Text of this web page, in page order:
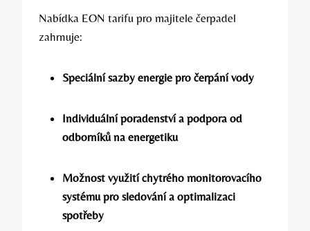
Nabídka EON tarifu pro majitele čerpadel
zahrnuje:
Speciální sazby energie pro čerpání vody
Individuální poradenství a podpora od
odborníků na energetiku
Možnost využití chytrého monitorovacího
systému pro sledování a optimalizaci
spotřeby